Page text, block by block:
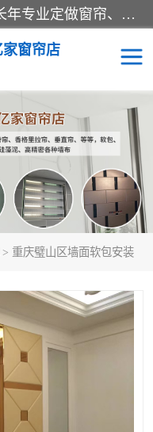
北碚区蔡家岗街道亿家窗帘店长年专业定做窗帘、电动窗帘、百叶窗帘、卷帘、柔纱窗、家居卷帘、香格里拉帘、垂直帘、等等，软包、各种形状软包硬包，墙布、素色、绣花、硅藻泥、高精密各种墙布，免费测量、免费安装，欢迎咨询
窗帘店
> 重庆璧山区墙面软包安装
布
叶窗卷帘